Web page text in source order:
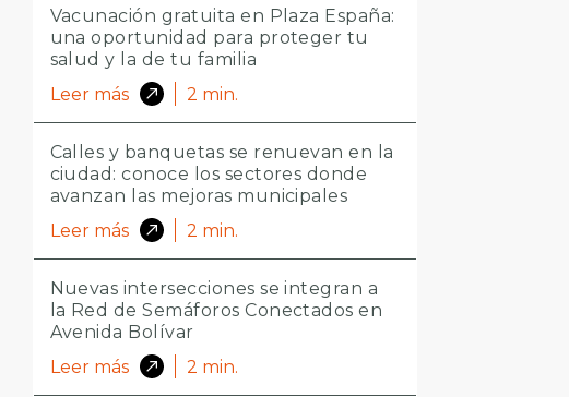
Vacunación gratuita en Plaza España:
una oportunidad para proteger tu
salud y la de tu familia
Leer más
2 min.
Calles y banquetas se renuevan en la
ciudad: conoce los sectores donde
avanzan las mejoras municipales
Leer más
2 min.
Nuevas intersecciones se integran a
la Red de Semáforos Conectados en
Avenida Bolívar
Leer más
2 min.